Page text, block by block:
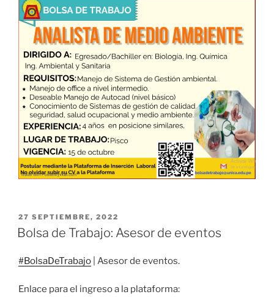
PUBLICADO
EL
27 SEPTIEMBRE, 2022
Bolsa de Trabajo: Asesor de eventos
#BolsaDeTrabajo | Asesor de eventos.
Enlace para el ingreso a la plataforma: